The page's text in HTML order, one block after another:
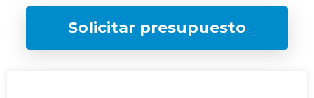
Solicitar presupuesto
¿Qué tipo de caso quieres investigar?